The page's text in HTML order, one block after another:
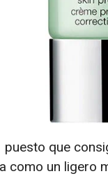
que
como un ligero